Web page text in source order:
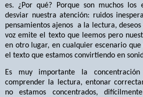
es. ¿Por qué? Porque son muchos los
desviar nuestra atención: ruidos
pensamientos ajenos a la lectura,
voz emite el texto que leemos pero
en otro lugar, en cualquier escenario
el texto que estamos convirtiendo en
Es muy importante la
comprender la lectura, entonar
no estamos concentrados,